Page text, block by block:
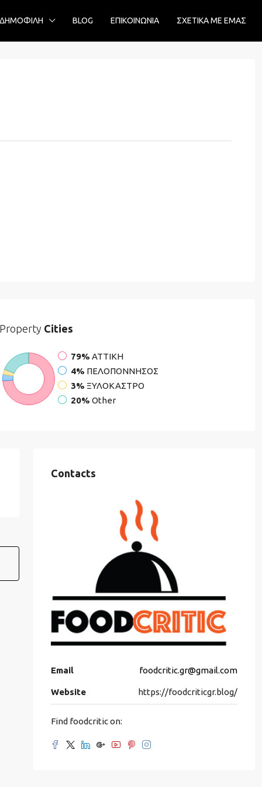
ΔΗΜΟΦΙΛΗ BLOG ΕΠΙΚΟΙΝΩΝΙΑ ΣΧΕΤΙΚΑ ΜΕ ΕΜΑΣ
Property Cities
79% ΑΤΤΙΚΗ
4% ΠΕΛΟΠΟΝΝΗΣΟΣ
3% ΞΥΛΟΚΑΣΤΡΟ
20% Other
Contacts
Email foodcritic.gr@gmail.com
Website https://foodcriticgr.blog/
Find foodcritic on: